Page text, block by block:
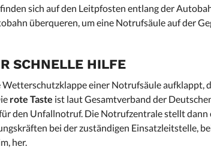
sich auf den Leitpfosten entlang der
überqueren, um eine Notrufsäule auf der
SCHNELLE HILFE
Wetterschutzklappe einer Notrufsäule aufklappt,
rote Taste ist laut Gesamtverband der
den Unfallnotruf. Die Notrufzentrale stellt dann
bei der zuständigen Einsatzleitstelle,
her.